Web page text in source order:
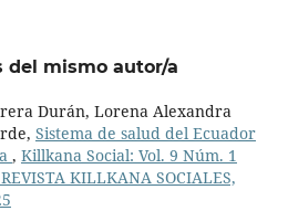
del mismo autor/a
Durán, Lorena Alexandra
Sistema de salud del Ecuador
, Killkana Social: Vol. 9 Núm. 1
KILLKANA SOCIALES,